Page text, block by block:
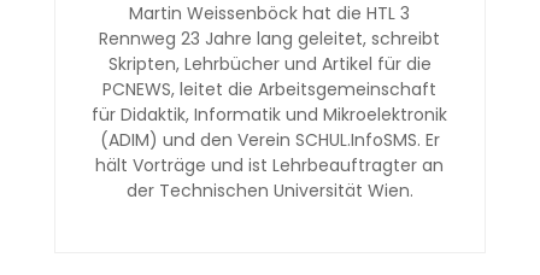
Martin Weissenböck hat die HTL 3
Rennweg 23 Jahre lang geleitet, schreibt
Skripten, Lehrbücher und Artikel für die
PCNEWS, leitet die Arbeitsgemeinschaft
für Didaktik, Informatik und Mikroelektronik
(ADIM) und den Verein SCHUL.InfoSMS. Er
hält Vorträge und ist Lehrbeauftragter an
der Technischen Universität Wien.